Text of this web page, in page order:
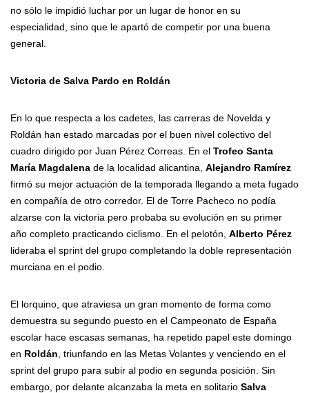
no sólo le impidió luchar por un lugar de honor en su
especialidad, sino que le apartó de competir por una buena
general.
Victoria de Salva Pardo en Roldán
En lo que respecta a los cadetes, las carreras de Novelda y
Roldán han estado marcadas por el buen nivel colectivo del
cuadro dirigido por Juan Pérez Correas. En el Trofeo Santa
María Magdalena de la localidad alicantina, Alejandro Ramírez
firmó su mejor actuación de la temporada llegando a meta fugado
en compañía de otro corredor. El de Torre Pacheco no podía
alzarse con la victoria pero probaba su evolución en su primer
año completo practicando ciclismo. En el pelotón, Alberto Pérez
lideraba el sprint del grupo completando la doble representación
murciana en el podio.
El lorquino, que atraviesa un gran momento de forma como
demuestra su segundo puesto en el Campeonato de España
escolar hace escasas semanas, ha repetido papel este domingo
en Roldán , triunfando en las Metas Volantes y venciendo en el
sprint del grupo para subir al podio en segunda posición. Sin
embargo, por delante alcanzaba la meta en solitario Salva